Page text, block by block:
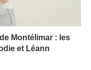
Montélimar : les
et Léann